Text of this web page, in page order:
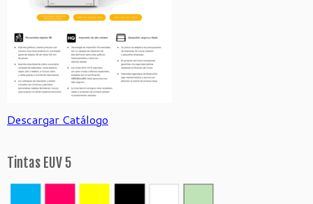
Descargar Catálogo
Tintas EUV 5